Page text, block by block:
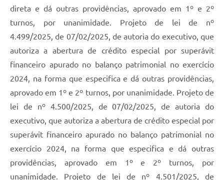
direta e dá outras providências, aprovado em 1º e 2º
turnos, por unanimidade. Projeto de lei de nº
4.499/2025, de 07/02/2025, de autoria do executivo, que
autoriza a abertura de crédito especial por superávit
financeiro apurado no balanço patrimonial no exercício
2024, na forma que especifica e dá outras providências,
aprovado em 1º e 2º turnos, por unanimidade. Projeto de
lei de nº 4.500/2025, de 07/02/2025, de autoria do
executivo, que autoriza a abertura de crédito especial por
superávit financeiro apurado no balanço patrimonial no
exercício 2024, na forma que especifica e dá outras
providências, aprovado em 1º e 2º turnos, por
unanimidade. Projeto de lei de nº 4.501/2025, de